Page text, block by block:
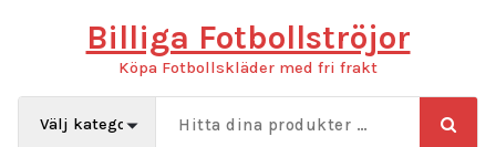
Billiga Fotbollströjor
Köpa Fotbollskläder med fri frakt